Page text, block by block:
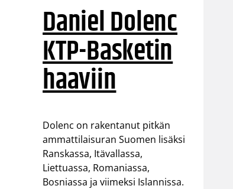
Daniel Dolenc
KTP-Basketin
haaviin
Dolenc on rakentanut pitkän
ammattilaisuran Suomen lisäksi
Ranskassa, Itävallassa,
Liettuassa, Romaniassa,
Bosniassa ja viimeksi Islannissa.